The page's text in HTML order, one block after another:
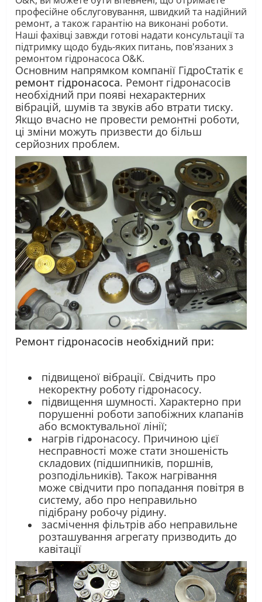
професійне обслуговування, швидкий та надійний
ремонт, а також гарантію на виконані роботи.
Наші фахівці завжди готові надати консультації та
підтримку щодо будь-яких питань, пов'язаних з
ремонтом гідронасоса O&K.
Основним напрямком компанії ГідроСтатік є
ремонт гідронасоса. Ремонт гідронасосів
необхідний при появі нехарактерних
вібрацій, шумів та звуків або втрати тиску.
Якщо вчасно не провести ремонтні роботи,
ці зміни можуть призвести до більш
серйозних проблем.
Ремонт гідронасосів необхідний при:
підвищеної вібрації. Свідчить про
некоректну роботу гідронасосу.
підвищення шумності. Характерно при
порушенні роботи запобіжних клапанів
або всмоктувальної лінії;
нагрів гідронасосу. Причиною цієї
несправності може стати зношеність
складових (підшипників, поршнів,
розподільників). Також нагрівання
може свідчити про попадання повітря в
систему, або про неправильно
підібрану робочу рідину.
засмічення фільтрів або неправильне
розташування агрегату призводить до
кавітації